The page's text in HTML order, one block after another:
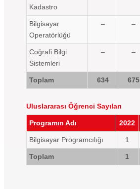
Kadastro
Bilgisayar
Operatörlüğü
– –
Coğrafi Bilgi
Sistemleri
– –
Toplam 634 675
Uluslararası Öğrenci Sayıları
Programın Adı 2022
Bilgisayar Programcılığı 1
Toplam 1